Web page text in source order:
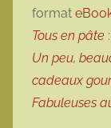
format
Tous en pâte
Un peu,
cadeaux
Fabuleuses